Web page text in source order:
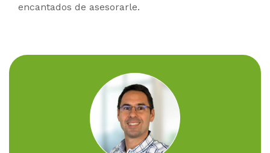
encantados de asesorarle.